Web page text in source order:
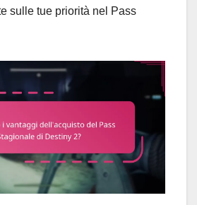
sulle tue priorità nel Pass